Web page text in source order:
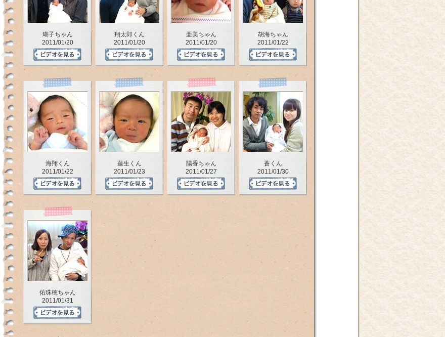
瑚子ちゃん
2011/01/20
翔太郎くん
2011/01/20
亜美ちゃん
2011/01/20
胡海ちゃん
2011/01/22
海翔くん
2011/01/22
蓮生くん
2011/01/23
陽香ちゃん
2011/01/27
蒼くん
2011/01/30
佑珠穂ちゃん
2011/01/31